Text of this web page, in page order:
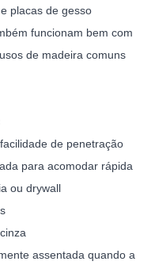
placas de gesso
funcionam bem com
de madeira comuns
de penetração
para acomodar rápida
ou drywall
assentada quando a